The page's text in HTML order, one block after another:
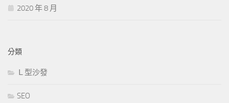
2020 年 8 月
分類
Ｌ型沙發
SEO